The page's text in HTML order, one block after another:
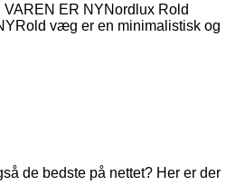
ER NYNordlux Rold
væg er en minimalistisk og
de bedste på nettet? Her er der